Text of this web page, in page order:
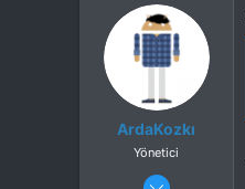
ArdaKozkı
Yönetici
25 Nis 2015